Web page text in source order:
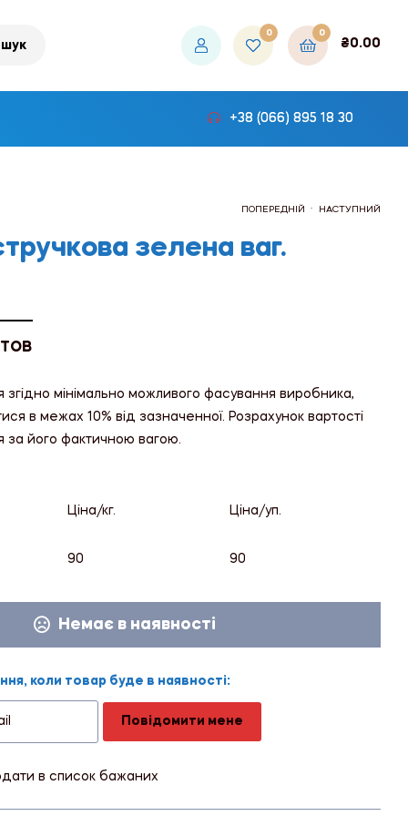
0 0
₴0.00
+38 (066) 895 18 30
ПОПЕРЕДНІЙ НАСТУПНИЙ
зелена ваг.
ТОВ
згідно мінімально можливого фасування виробника,
в межах 10% від зазначенної. Розрахунок вартості
за його фактичною вагою.
Ціна/кг. Ціна/уп.
90 90
Немає в наявності
коли товар буде в наявності:
Повідомити мене
в список бажаних